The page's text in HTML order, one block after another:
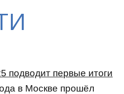
подводит первые итоги
в Москве прошёл